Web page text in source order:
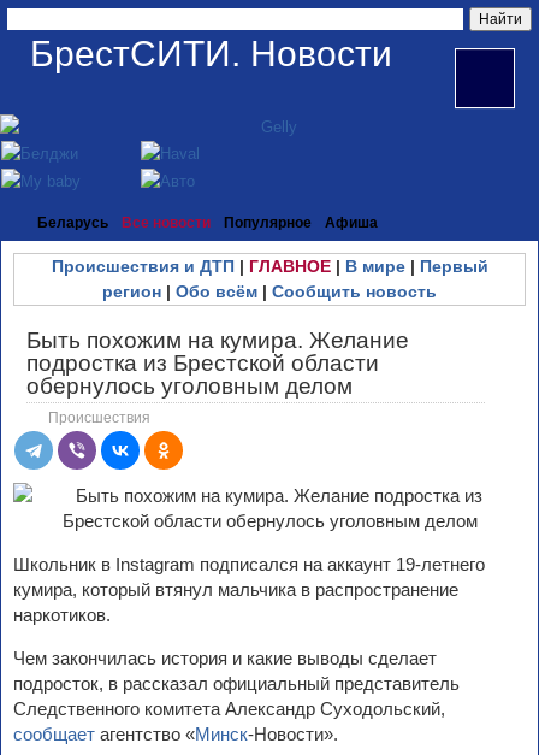
БрестСИТИ. Новости
Беларусь Все новости Популярное Афиша
Происшествия и ДТП| ГЛАВНОЕ| В мире| Первый
регион | Обо всём | Сообщить новость
Быть похожим на кумира. Желание
подростка из Брестской области
обернулось уголовным делом
Происшествия
Школьник в Instagram подписался на аккаунт 19-летнего
кумира, который втянул мальчика в распространение
наркотиков.
Чем закончилась история и какие выводы сделает
подросток, в рассказал официальный представитель
Следственного комитета Александр Суходольский,
сообщает агентство «Минск-Новости».